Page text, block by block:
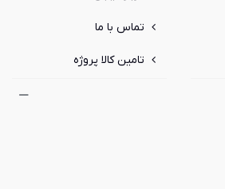
تماس با ما
تامین کالا پروژه